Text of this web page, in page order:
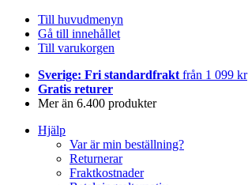
Till huvudmenyn
Gå till innehållet
Till varukorgen
Sverige: Fri standardfrakt från 1 099 kr
Gratis returer
Mer än 6.400 produkter
Hjälp
Var är min beställning?
Returnerar
Fraktkostnader